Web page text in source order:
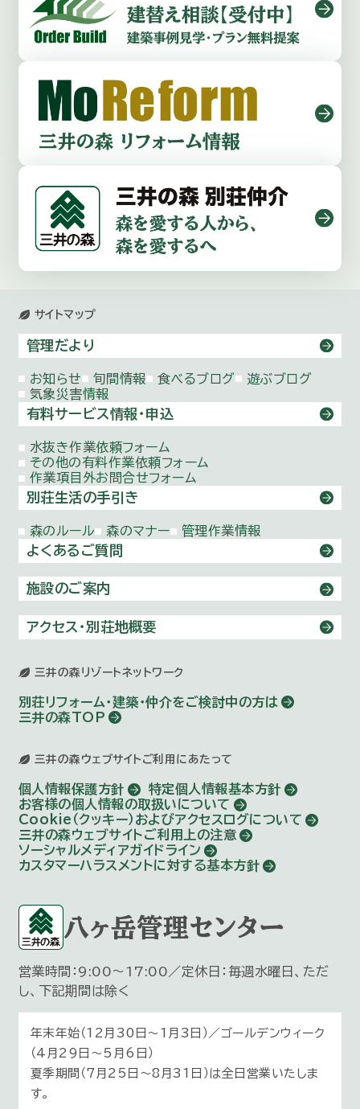
サイトマップ
管理だより
お知らせ 旬間情報 食べるブログ
遊ぶブログ
気象災害情報
有料サービス情報・申込
水抜き作業依頼フォーム
その他の有料作業依頼フォーム
作業項目外お問合せフォーム
別荘生活の手引き
森のルール 森のマナー 管理作業情報
よくあるご質問
施設のご案内
アクセス・別荘地概要
三井の森リゾートネットワーク
別荘リフォーム・建築・仲介をご検討中の方は
三井の森TOP
三井の森ウェブサイトご利用にあたって
個人情報保護方針
特定個人情報基本方針
お客様の個人情報の取扱いについて
Cookie（クッキー）およびアクセスログについて
三井の森ウェブサイトご利用上の注意
ソーシャルメディアガイドライン
カスタマーハラスメントに対する基本方針
八ヶ岳管理センター
営業時間：9:00～17:00／定休日：毎週水曜日、ただ
し、下記期間は除く
年末年始（12月30日〜1月3日）／ゴールデンウィーク
（4月29日～5月6日）
夏季期間（7月25日～8月31日）は全日営業いたしま
す。